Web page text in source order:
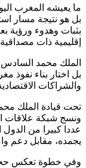
ما يعيشه المغرب
بل هو نتيجة مسار
بثبات وهدوء ورؤية
إقليمية ذات
الملك محمد السادس
بل اختار بناء نفوذ
والشراكات
تحت قيادة الملك
ونسج شبكة علاقات
عددا كبيرا من الدول
يجمده، مقابل دعم
وفي خطوة تعكس حجم